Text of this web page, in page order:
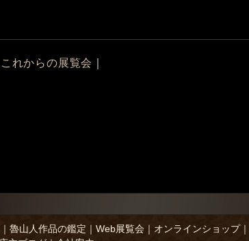
これからの展覧会
魯山人作品の鑑定 Web展覧会 オンラインショップ｜